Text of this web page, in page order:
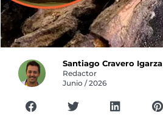
Santiago Cravero Igarza
Redactor
Junio / 2026